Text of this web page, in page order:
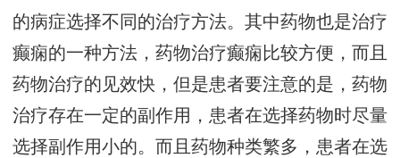
的病症选择不同的治疗方法。其中药物也是治疗
癫痫的一种方法，药物治疗癫痫比较方便，而且
药物治疗的见效快，但是患者要注意的是，药物
治疗存在一定的副作用，患者在选择药物时尽量
选择副作用小的。而且药物种类繁多，患者在选